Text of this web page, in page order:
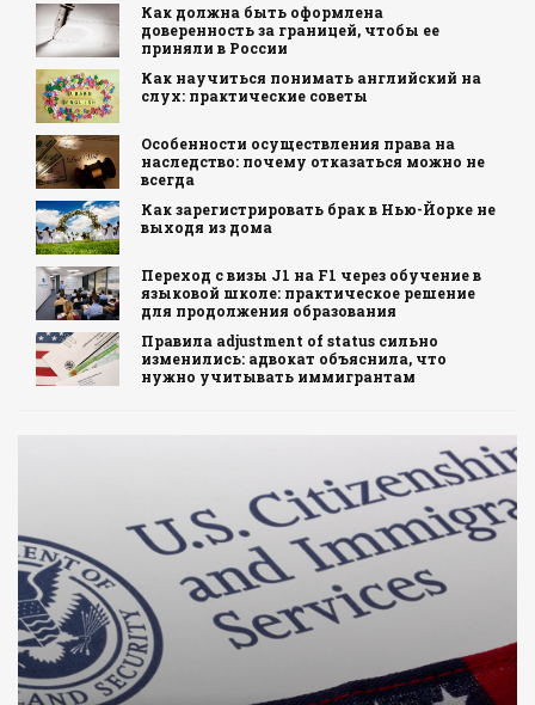
Как должна быть оформлена
доверенность за границей, чтобы ее
приняли в России
Как научиться понимать английский на
слух: практические советы
Особенности осуществления права на
наследство: почему отказаться можно не
всегда
Как зарегистрировать брак в Нью-Йорке не
выходя из дома
Переход с визы J1 на F1 через обучение в
языковой школе: практическое решение
для продолжения образования
Правила adjustment of status сильно
изменились: адвокат объяснила, что
нужно учитывать иммигрантам